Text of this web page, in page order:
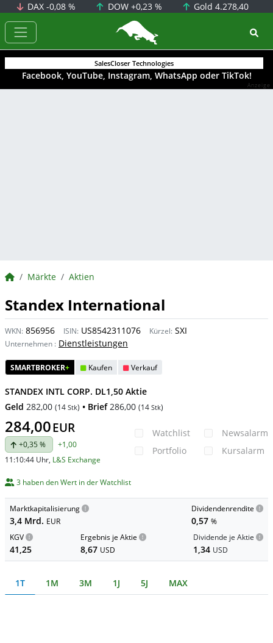
DAX-0,08 % DOW +0,23 % Gold4.278,40
BörsenNEWS.de
SalesCloser Technologies
Facebook, YouTube, Instagram, WhatsApp oder TikTok!
Anzeige
BörsenNEWS.de
Märkte Aktien
Standex International
WKN: 856956 ISIN: US8542311076 Kürzel: SXI
Unternehmen : Dienstleistungen
SMARTBROKER+ Kaufen Verkauf
STANDEX INTL CORP. DL1,50 Aktie
Geld 282,00 (14 Stk) • Brief 286,00 (14 Stk)
284,00EUR
+0,35 %
+1,00
11:10:44 Uhr, L&S Exchange
Watchlist
Portfolio
Newsalarm
Kursalarm
3 haben den Wert in der Watchlist
Marktkapitalisierung
3,4 Mrd. EUR
Dividendenrendite
0,57 %
KGV
41,25
Ergebnis je Aktie
8,67 USD
Dividende je Aktie
1,34 USD
1T 1M 3M 1J 5J MAX